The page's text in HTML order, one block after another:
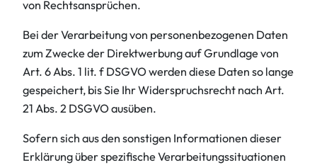
von Rechtsansprüchen.
Bei der Verarbeitung von personenbezogenen Daten
zum Zwecke der Direktwerbung auf Grundlage von
Art. 6 Abs. 1 lit. f DSGVO werden diese Daten so lange
gespeichert, bis Sie Ihr Widerspruchsrecht nach Art.
21 Abs. 2 DSGVO ausüben.
Sofern sich aus den sonstigen Informationen dieser
Erklärung über spezifische Verarbeitungssituationen